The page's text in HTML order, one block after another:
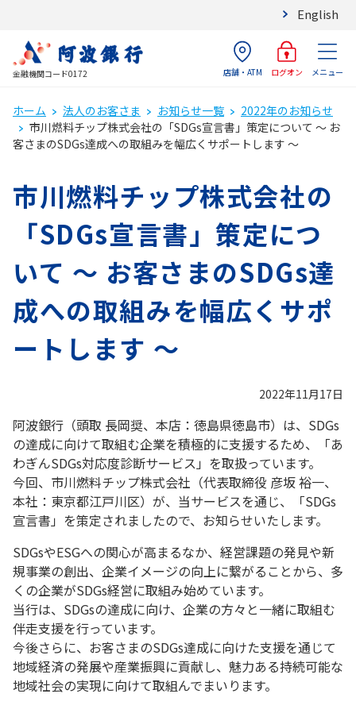
English
金融機関コード0172 店舗・ATM ログオン メニュー
ホーム 法人のお客さま お知らせ一覧
2022年のお知らせ
市川燃料チップ株式会社の「SDGs宣言書」策定について ～ お
客さまのSDGs達成への取組みを幅広くサポートします ～
市川燃料チップ株式会社の
「SDGs宣言書」策定につ
いて ～ お客さまのSDGs達
成への取組みを幅広くサポ
ートします ～
2022年11月17日
阿波銀行（頭取 長岡奨、本店：徳島県徳島市）は、SDGs
の達成に向けて取組む企業を積極的に支援するため、「あ
わぎんSDGs対応度診断サービス」を取扱っています。
今回、市川燃料チップ株式会社（代表取締役 彦坂 裕一、
本社：東京都江戸川区）が、当サービスを通じ、「SDGs
宣言書」を策定されましたので、お知らせいたします。
SDGsやESGへの関心が高まるなか、経営課題の発見や新
規事業の創出、企業イメージの向上に繋がることから、多
くの企業がSDGs経営に取組み始めています。
当行は、SDGsの達成に向け、企業の方々と一緒に取組む
伴走支援を行っています。
今後さらに、お客さまのSDGs達成に向けた支援を通じて
地域経済の発展や産業振興に貢献し、魅力ある持続可能な
地域社会の実現に向けて取組んでまいります。